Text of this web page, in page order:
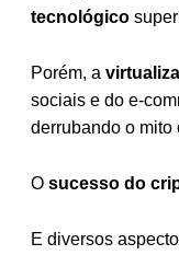
tecnológico
Porém, a
sociais e do e-
derrubando o mito
O sucesso do
E diversos